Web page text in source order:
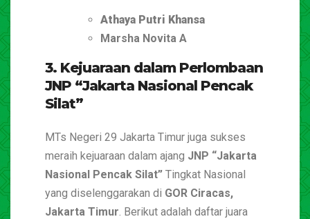
Athaya Putri Khansa
Marsha Novita A
3. Kejuaraan dalam Perlombaan
JNP “Jakarta Nasional Pencak
Silat”
MTs Negeri 29 Jakarta Timur juga sukses
meraih kejuaraan dalam ajang JNP “Jakarta
Nasional Pencak Silat” Tingkat Nasional
yang diselenggarakan di GOR Ciracas,
Jakarta Timur. Berikut adalah daftar juara